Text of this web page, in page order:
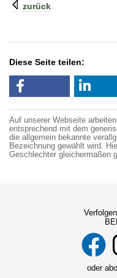
zurück
Diese Seite teilen:
Auf unserer Webseite
entsprechend mit dem
die allgemein bekannte
Bezeichnung gewählt wird.
Geschlechter gleichermaßen
oder